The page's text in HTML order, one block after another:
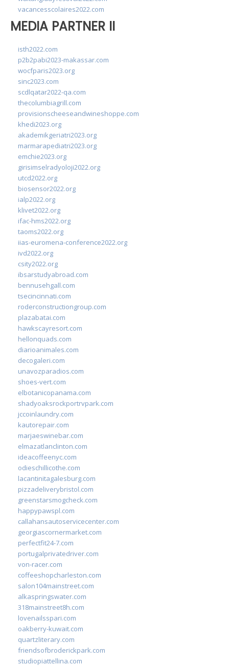
vacancesscolaires2022.com
MEDIA PARTNER II
isth2022.com
p2b2pabi2023-makassar.com
wocfparis2023.org
sinc2023.com
scdlqatar2022-qa.com
thecolumbiagrill.com
provisionscheeseandwineshoppe.com
khedi2023.org
akademikgeriatri2023.org
marmarapediatri2023.org
emchie2023.org
girisimselradyoloji2022.org
utcd2022.org
biosensor2022.org
ialp2022.org
klivet2022.org
ifac-hms2022.org
taoms2022.org
iias-euromena-conference2022.org
ivd2022.org
csity2022.org
ibsarstudyabroad.com
bennusehgall.com
tsecincinnati.com
roderconstructiongroup.com
plazabatai.com
hawkscayresort.com
hellonquads.com
diarioanimales.com
decogaleri.com
unavozparadios.com
shoes-vert.com
elbotanicopanama.com
shadyoaksrockportrvpark.com
jccoinlaundry.com
kautorepair.com
marjaeswinebar.com
elmazatlanclinton.com
ideacoffeenyc.com
odieschillicothe.com
lacantinitagalesburg.com
pizzadeliverybristol.com
greenstarsmogcheck.com
happypawspl.com
callahansautoservicecenter.com
georgiascornermarket.com
perfectfit24-7.com
portugalprivatedriver.com
von-racer.com
coffeeshopcharleston.com
salon104mainstreet.com
alkaspringswater.com
318mainstreet8h.com
lovenailsspari.com
oakberry-kuwait.com
quartzliterary.com
friendsofbroderickpark.com
studiopiattellina.com